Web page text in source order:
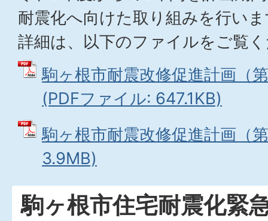
耐震化へ向けた取り組みを行い
詳細は、以下のファイルをご覧
駒ヶ根市耐震改修促進計画（
(PDFファイル: 647.1KB)
駒ヶ根市耐震改修促進計画（
3.9MB)
駒ヶ根市住宅耐震化緊